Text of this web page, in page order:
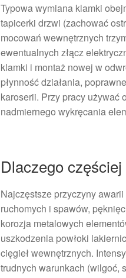
Typowa wymiana klamki
tapicerki drzwi (zachować
mocowań wewnętrznych
ewentualnych złącz
klamki i montaż nowej w
płynność działania,
karoserii. Przy pracy używać
nadmiernego wykręcania
Dlaczego
Najczęstsze przyczyny
ruchomych i spawów,
korozja metalowych
uszkodzenia powłoki
cięgieł wewnętrznych.
trudnych warunkach (wilgoć,